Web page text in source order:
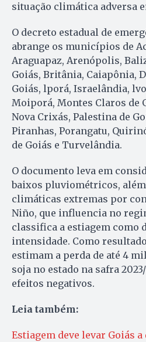
situação climática adversa
O decreto estadual de
abrange os municípios de
Araguapaz, Arenópolis,
Goiás, Britânia, Caiapônia,
Goiás, lporá, Israelândia,
Moiporá, Montes Claros de
Nova Crixás, Palestina de
Piranhas, Porangatu,
de Goiás e Turvelândia.
O documento leva em
baixos pluviométricos,
climáticas extremas por
Niño, que influencia no
classifica a estiagem como
intensidade. Como
estimam a perda de até 4
soja no estado na safra
efeitos negativos.
Leia também:
Estiagem deve levar Goiás